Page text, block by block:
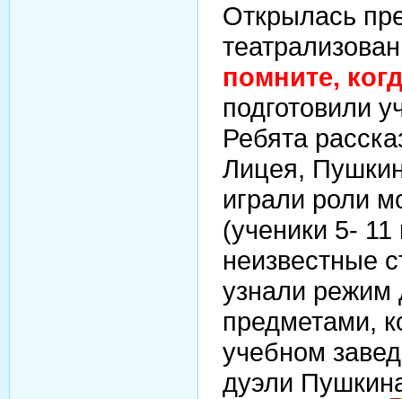
Открылась
помните,
подготовили
Ребята
Лицея,
играли роли
(ученики 5-
неизвестные
узнали режим
предметами,
учебном
дуэли